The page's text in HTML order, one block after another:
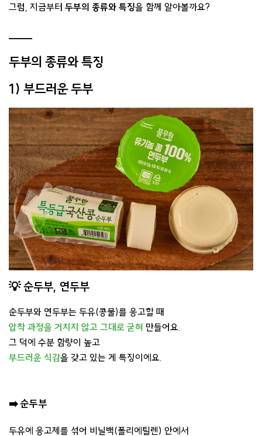
그럼, 지금부터 두부의 종류와 특징을 함께 알아볼까요?
두부의 종류와 특징
1) 부드러운 두부
💡 순두부, 연두부
순두부와 연두부는 두유(콩물)를 응고할 때
압착 과정을 거치지 않고 그대로 굳혀 만들어요.
그 덕에 수분 함량이 높고
부드러운 식감을 갖고 있는 게 특징이에요.
➡️ 순두부
두유에 응고제를 섞어 비닐백(폴리에틸렌) 안에서